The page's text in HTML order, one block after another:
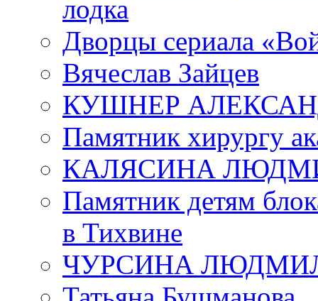
лодка
Дворцы сериала
Вячеслав Зайцев
КУШНЕР
Памятник хирургу
КАЛЯСИНА
Памятник детям
в Тихвине
ЧУРСИНА